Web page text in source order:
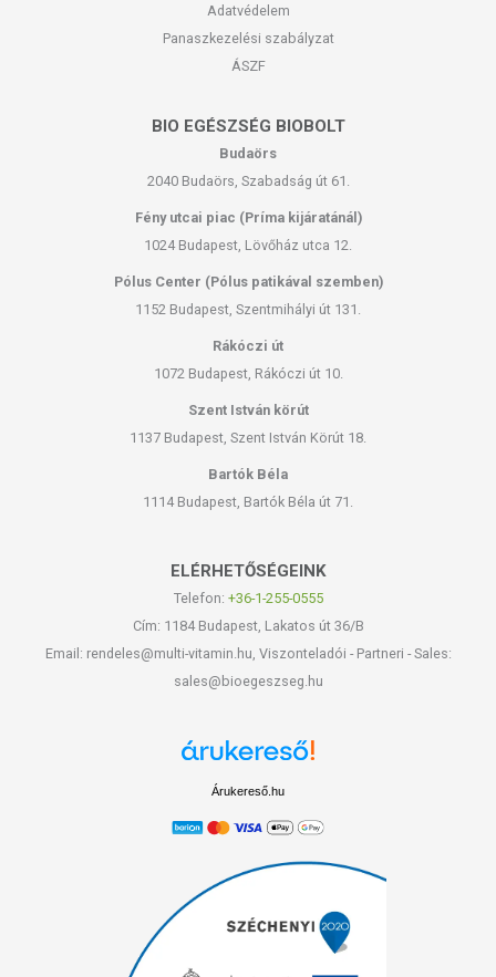
Adatvédelem
Panaszkezelési szabályzat
ÁSZF
BIO EGÉSZSÉG BIOBOLT
Budaörs
2040 Budaörs, Szabadság út 61.
Fény utcai piac (Príma kijáratánál)
1024 Budapest, Lövőház utca 12.
Pólus Center (Pólus patikával szemben)
1152 Budapest, Szentmihályi út 131.
Rákóczi út
1072 Budapest, Rákóczi út 10.
Szent István körút
1137 Budapest, Szent István Körút 18.
Bartók Béla
1114 Budapest, Bartók Béla út 71.
ELÉRHETŐSÉGEINK
Telefon: +36-1-255-0555
Cím: 1184 Budapest, Lakatos út 36/B
Email: rendeles@multi-vitamin.hu, Viszonteladói - Partneri - Sales:
sales@bioegeszseg.hu
Árukereső.hu